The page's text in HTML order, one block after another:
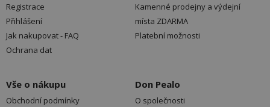
Registrace
Přihlášení
Jak nakupovat - FAQ
Ochrana dat
Kamenné prodejny a výdejní
místa ZDARMA
Platební možnosti
Vše o nákupu
Obchodní podmínky
Don Pealo
O společnosti